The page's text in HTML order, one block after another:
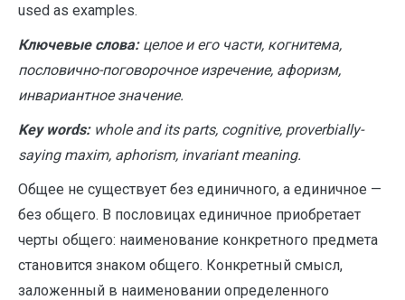
used as examples.
Ключевые слова: целое и его части, когнитема,
пословично-поговорочное изречение, афоризм,
инвариантное значение.
Key words:whole and its parts, cognitive, proverbially-
saying maxim, aphorism, invariant meaning.
Общее не существует без единичного, а единичное —
без общего. В пословицах единичное приобретает
черты общего: наименование конкретного предмета
становится знаком общего. Конкретный смысл,
заложенный в наименовании определенного